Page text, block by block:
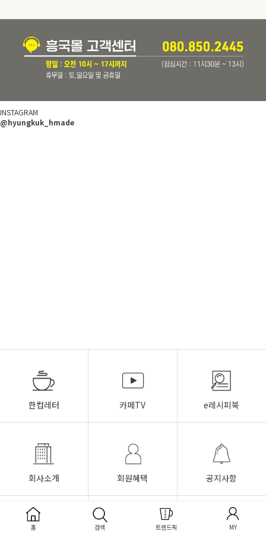
INSTAGRAM
@hyungkuk_hmade
한컵레터 카페TV e레시피북
회사소개 회원혜택 공지사항
이용안내
개인정보취급방침
1:1문의
홈 검색 트렌드픽 MY